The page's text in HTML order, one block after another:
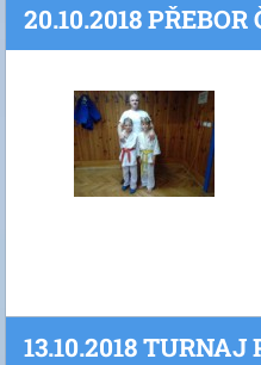
20.10.2018 PŘEBOR
13.10.2018 TURNAJ